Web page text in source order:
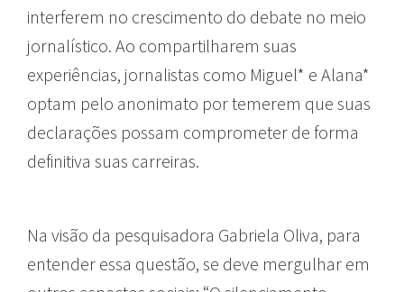
interferem no crescimento do debate no meio
jornalístico. Ao compartilharem suas
experiências, jornalistas como Miguel* e Alana*
optam pelo anonimato por temerem que suas
declarações possam comprometer de forma
definitiva suas carreiras.
Na visão da pesquisadora Gabriela Oliva, para
entender essa questão, se deve mergulhar em